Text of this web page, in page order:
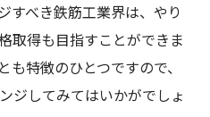
すべき鉄筋工業界は、やり
取得も目指すことができま
特徴のひとつですので、
ジしてみてはいかがでしょ